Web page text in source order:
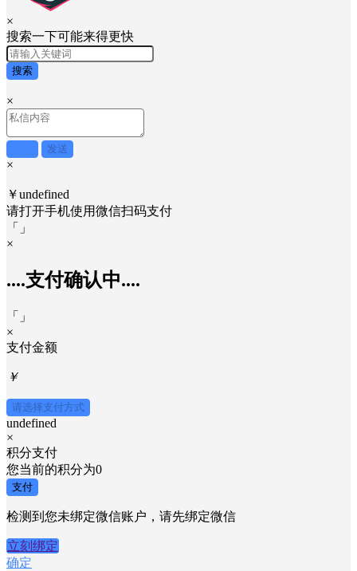
×
搜索一下可能来得更快
搜索
×
发送
×
￥undefined
请打开手机使用微信扫码支付
「
」
×
....支付确认中....
「
」
×
支付金额
￥
请选择支付方式
undefined
×
积分支付
您当前的积分为0
支付
检测到您未绑定微信账户，请先绑定微信
立刻绑定
确定